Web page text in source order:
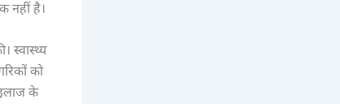
नहीं है।
स्वास्थ्य
को
के